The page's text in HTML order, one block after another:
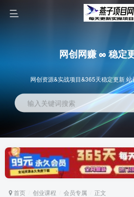
网创网赚 ∞ 稳定
网创资源&实战项目&365天稳定更新
输入关键词搜索
首页 创业课程 会员专属 正文